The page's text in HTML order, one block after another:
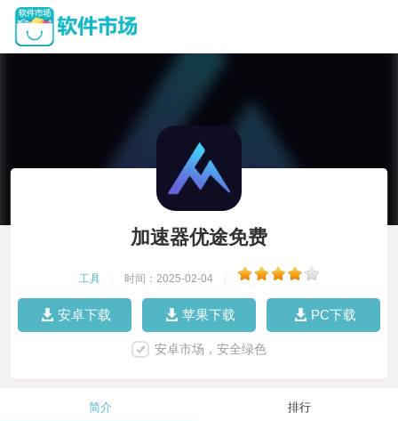
加速器优途免费
工具 时间：2025-02-04
安卓下载 苹果下载 PC下载
安卓市场，安全绿色
简介 排行